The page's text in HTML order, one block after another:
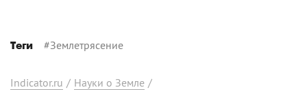
Теги #Землетрясение
Indicator.ru / Науки о Земле /